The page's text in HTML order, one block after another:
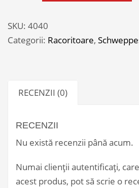
TONIC(250
ST
SKU: 4040
Categorii: Racoritoare,
RECENZII (0)
RECENZII
Nu există recenzii până acum.
Numai clienții autentificați,
acest produs, pot să scrie o